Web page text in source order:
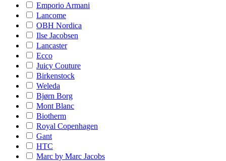
Emporio Armani
Lancome
OBH Nordica
Ilse Jacobsen
Lancaster
Ecco
Juicy Couture
Birkenstock
Weleda
Bjørn Borg
Mont Blanc
Biotherm
Royal Copenhagen
Gant
HTC
Marc by Marc Jacobs